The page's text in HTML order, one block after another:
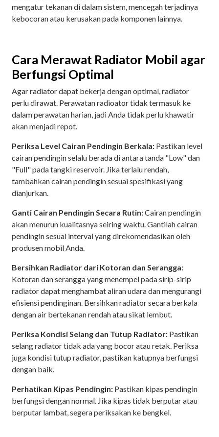
mengatur tekanan di dalam sistem, mencegah terjadinya
kebocoran atau kerusakan pada komponen lainnya.
Cara Merawat Radiator Mobil agar
Berfungsi Optimal
Agar radiator dapat bekerja dengan optimal, radiator
perlu dirawat. Perawatan radioator tidak termasuk ke
dalam perawatan harian, jadi Anda tidak perlu khawatir
akan menjadi repot.
Periksa Level Cairan Pendingin Berkala: Pastikan level
cairan pendingin selalu berada di antara tanda "Low" dan
"Full" pada tangki reservoir. Jika terlalu rendah,
tambahkan cairan pendingin sesuai spesifikasi yang
dianjurkan.
Ganti Cairan Pendingin Secara Rutin:Cairan pendingin
akan menurun kualitasnya seiring waktu. Gantilah cairan
pendingin sesuai interval yang direkomendasikan oleh
produsen mobil Anda.
Bersihkan Radiator dari Kotoran dan Serangga:
Kotoran dan serangga yang menempel pada sirip-sirip
radiator dapat menghambat aliran udara dan mengurangi
efisiensi pendinginan. Bersihkan radiator secara berkala
dengan air bertekanan rendah atau sikat lembut.
Periksa Kondisi Selang dan Tutup Radiator: Pastikan
selang radiator tidak ada yang bocor atau retak. Periksa
juga kondisi tutup radiator, pastikan katupnya berfungsi
dengan baik.
Perhatikan Kipas Pendingin: Pastikan kipas pendingin
berfungsi dengan normal. Jika kipas tidak berputar atau
berputar lambat, segera periksakan ke bengkel.